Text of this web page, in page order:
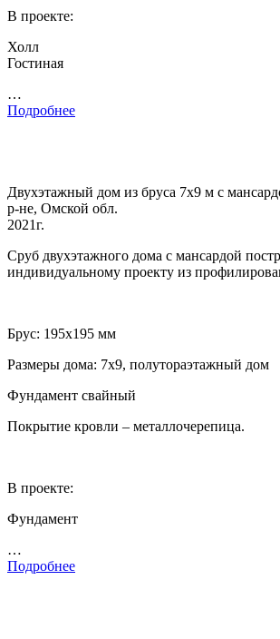
В проекте:
Холл
Гостиная
…
Подробнее
Двухэтажный дом из бруса 7х9 м с
р-не, Омской обл.
2021г.
Сруб двухэтажного дома с мансардой
индивидуальному проекту из
Брус: 195х195 мм
Размеры дома: 7х9, полутораэтажный дом
Фундамент свайный
Покрытие кровли – металлочерепица.
В проекте:
Фундамент
…
Подробнее